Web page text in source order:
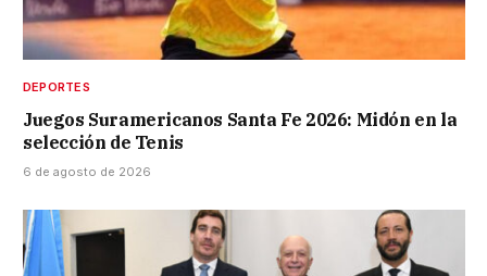
DEPORTES
Juegos Suramericanos Santa Fe 2026: Midón en la
selección de Tenis
6 de agosto de 2026